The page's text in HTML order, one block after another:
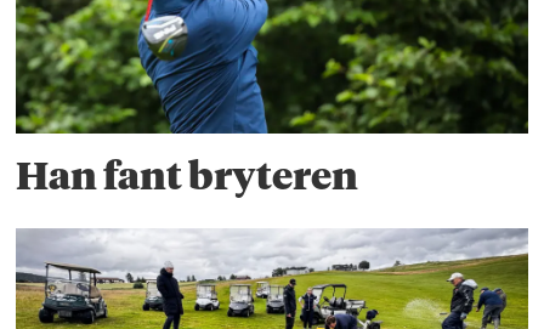
Han fant bryteren